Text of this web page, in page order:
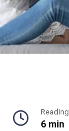
Reading
6 min